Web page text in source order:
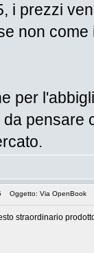
i prezzi
non
per
pensare
Oggetto: Via OpenBook
straordinario